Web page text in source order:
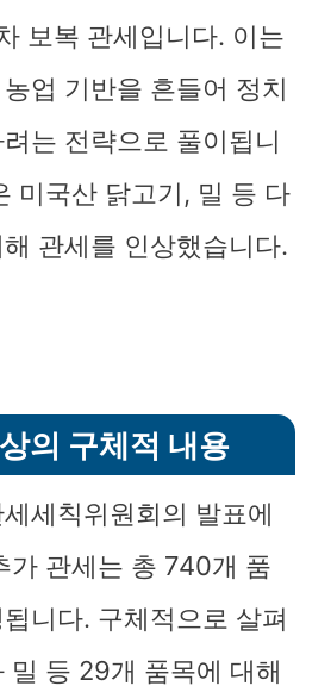
보복 관세입니다. 이는
업 기반을 흔들어 정치
는 전략으로 풀이됩니
미국산 닭고기, 밀 등 다
관세를 인상했습니다.
의 구체적 내용
세칙위원회의 발표에
가 관세는 총 740개 품
니다. 구체적으로 살펴
밀 등 29개 품목에 대해